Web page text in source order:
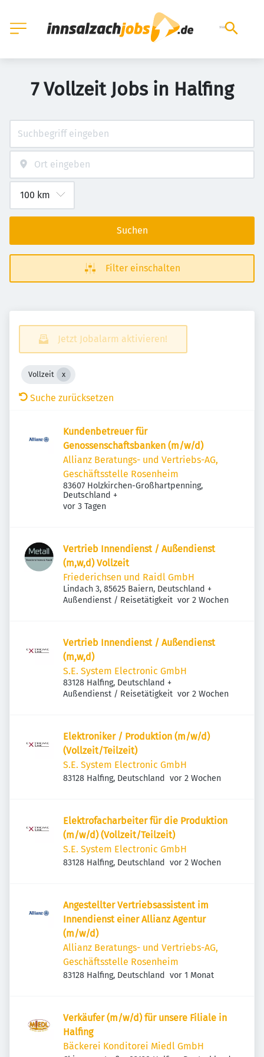
7 Vollzeit Jobs in Halfing
Suchen
Filter einschalten
Jetzt Jobalarm aktivieren!
Vollzeit
Suche zurücksetzen
Kundenbetreuer für
Genossenschaftsbanken (m/w/d)
Allianz Beratungs- und Vertriebs-AG,
Geschäftsstelle Rosenheim
83607 Holzkirchen-Großhartpenning,
Deutschland +
Veröffentlicht
vor 3 Tagen
Vertrieb Innendienst / Außendienst
(m,w,d) Vollzeit
Friederichsen und Raidl GmbH
Lindach 3, 85625 Baiern, Deutschland +
Außendienst / Reisetätigkeit Veröffentlicht
vor 2 Wochen
Vertrieb Innendienst / Außendienst
(m,w,d)
S.E. System Electronic GmbH
83128 Halfing, Deutschland +
Außendienst / Reisetätigkeit Veröffentlicht
vor 2 Wochen
Elektroniker / Produktion (m/w/d)
(Vollzeit/Teilzeit)
S.E. System Electronic GmbH
83128 Halfing, Deutschland Veröffentlicht
vor 2 Wochen
Elektrofacharbeiter für die Produktion
(m/w/d) (Vollzeit/Teilzeit)
S.E. System Electronic GmbH
83128 Halfing, Deutschland Veröffentlicht
vor 2 Wochen
Angestellter Vertriebsassistent im
Innendienst einer Allianz Agentur
(m/w/d)
Allianz Beratungs- und Vertriebs-AG,
Geschäftsstelle Rosenheim
83128 Halfing, Deutschland Veröffentlicht
vor 1 Monat
Verkäufer (m/w/d) für unsere Filiale in
Halfing
Bäckerei Konditorei Miedl GmbH